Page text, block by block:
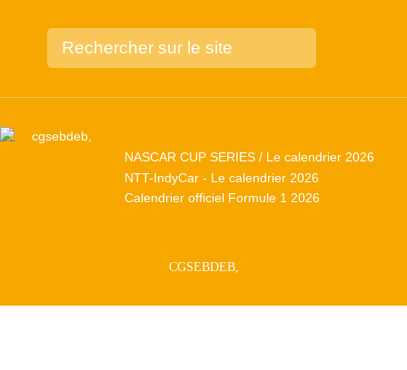
NASCAR CUP SERIES / Le calendrier 2026
NTT-IndyCar - Le calendrier 2026
Calendrier officiel Formule 1 2026
CGSEBDEB,